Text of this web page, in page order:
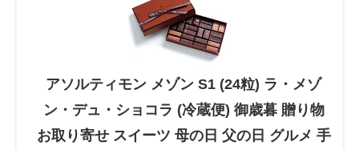
アソルティモン メゾン S1 (24粒) ラ・メゾ
ン・デュ・ショコラ (冷蔵便) 御歳暮 贈り物
お取り寄せ スイーツ 母の日 父の日 グルメ 手